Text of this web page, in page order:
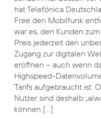
hat Telefónica
Free den Mobilfunk
war es, den Kunden
Preis jederzeit den
Zugang zur digitalen
eröffnen – auch wenn
Highspeed-
Tarifs aufgebraucht ist. O
Nutzer sind deshalb
können […]